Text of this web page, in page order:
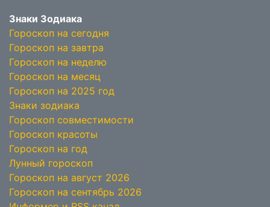
Знаки Зодиака
Гороскоп на сегодня
Гороскоп на завтра
Гороскоп на неделю
Гороскоп на месяц
Гороскоп на 2025 год
Знаки зодиака
Гороскоп совместимости
Гороскоп красоты
Гороскоп на год
Лунный гороскоп
Гороскоп на август 2026
Гороскоп на сентябрь 2026